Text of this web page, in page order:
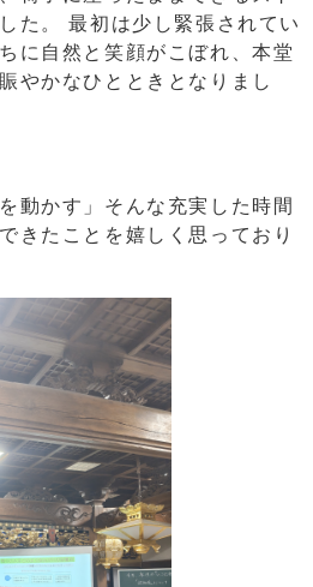
た。 最初は少し緊張されてい
に自然と笑顔がこぼれ、本堂
やかなひとときとなりまし
動かす」そんな充実した時間
きたことを嬉しく思っており